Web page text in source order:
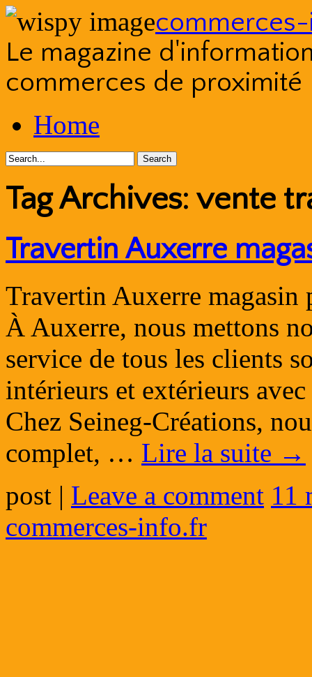
Le magazine
commerces de proximité
to
contentHome
Tag Archives: vente
Travertin Auxerre
Travertin Auxerre magasin
À Auxerre, nous mettons
service de tous les clients
intérieurs et extérieurs
Chez Seineg-Créations,
complet, … Lire la suite →
post | Leave a comment 11
commerces-info.fr